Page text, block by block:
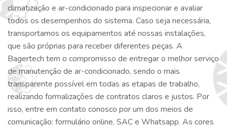
climatização e ar-condicionado para inspecionar e avaliar
todos os desempenhos do sistema. Caso seja necessária,
transportamos os equipamentos até nossas instalações,
que são próprias para receber diferentes peças. A
Bagertech tem o compromisso de entregar o melhor serviço
de manutenção de ar-condicionado, sendo o mais
transparente possível em todas as etapas de trabalho,
realizando formalizações de contratos claros e justos. Por
isso, entre em contato conosco por um dos meios de
comunicação: formulário online, SAC e Whatsapp. As cores